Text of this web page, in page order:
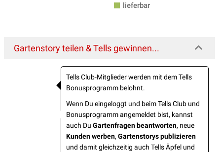
lieferbar
Gartenstory teilen & Tells gewinnen...
Tells Club-Mitglieder werden mit dem Tells
Bonusprogramm belohnt.
Wenn Du eingeloggt und beim Tells Club und
Bonusprogramm angemeldet bist, kannst
auch Du Gartenfragen beantworten, neue
Kunden werben, Gartenstorys publizieren
und damit gleichzeitig auch Tells Äpfel und